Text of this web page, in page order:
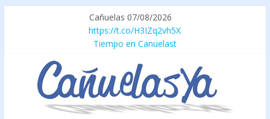
Cañuelas 07/08/2026
https://t.co/H3IZq2vh5X
Tiempo en Canuelast